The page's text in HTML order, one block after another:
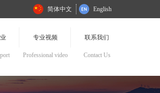
专业视频 联系我们
简体中文 English
Professional video Contact Us